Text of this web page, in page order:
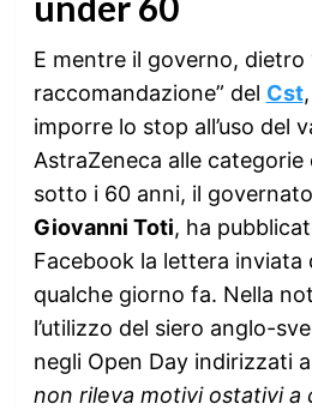
E mentre il governo, dietro
raccomandazione” del Cst
imporre lo stop all’uso del
AstraZeneca alle categorie
sotto i 60 anni, il
Giovanni Toti, ha
Facebook la lettera inviata
qualche giorno fa. Nella
l’utilizzo del siero anglo-
negli Open Day indirizzati
non rileva motivi ostativi a